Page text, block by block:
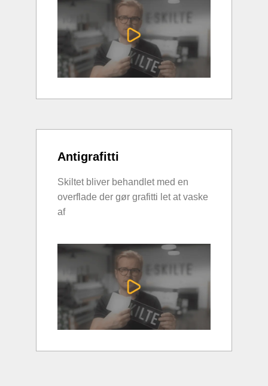
Antigrafitti
Skiltet bliver behandlet med en
overflade der gør grafitti let at vaske
af